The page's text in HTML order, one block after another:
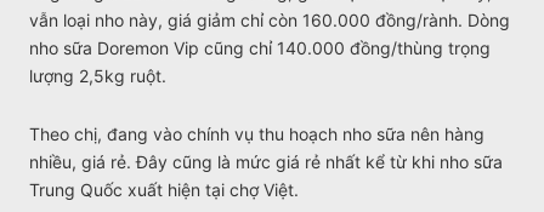
vẫn loại nho này, giá giảm chỉ còn 160.000 đồng/rành. Dòng
nho sữa Doremon Vip cũng chỉ 140.000 đồng/thùng trọng
lượng 2,5kg ruột.
Theo chị, đang vào chính vụ thu hoạch nho sữa nên hàng
nhiều, giá rẻ. Đây cũng là mức giá rẻ nhất kể từ khi nho sữa
Trung Quốc xuất hiện tại chợ Việt.